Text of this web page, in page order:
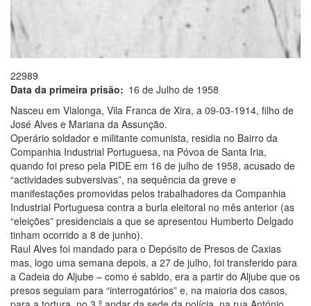
22989
Data da primeira prisão
16 de Julho de 1958
Nasceu em Vialonga, Vila Franca de Xira, a 09-03-1914, filho de
José Alves e Mariana da Assunção.
Operário soldador e militante comunista, residia no Bairro da
Companhia Industrial Portuguesa, na Póvoa de Santa Iria,
quando foi preso pela PIDE em 16 de julho de 1958, acusado de
“actividades subversivas”, na sequência da greve e
manifestações promovidas pelos trabalhadores da Companhia
Industrial Portuguesa contra a burla eleitoral no mês anterior (as
“eleições” presidenciais a que se apresentou Humberto Delgado
tinham ocorrido a 8 de junho).
Raul Alves foi mandado para o Depósito de Presos de Caxias
mas, logo uma semana depois, a 27 de julho, foi transferido para
a Cadeia do Aljube – como é sabido, era a partir do Aljube que os
presos seguiam para “interrogatórios” e, na maioria dos casos,